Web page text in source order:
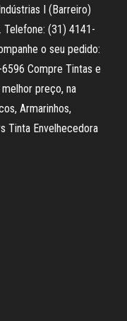
I (Barreiro)
Telefone: (31) 4141-
o seu pedido:
Compre Tintas e
preço, na
Armarinhos,
Tinta Envelhecedora